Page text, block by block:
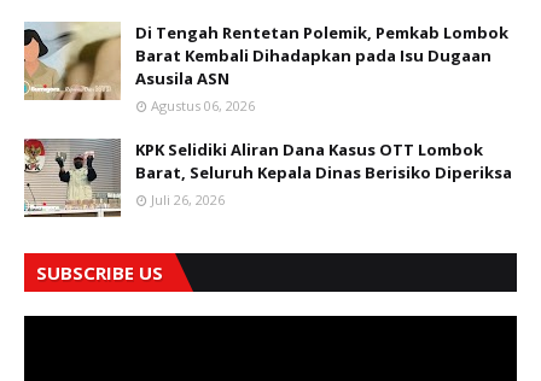
Di Tengah Rentetan Polemik, Pemkab Lombok
Barat Kembali Dihadapkan pada Isu Dugaan
Asusila ASN
Agustus 06, 2026
KPK Selidiki Aliran Dana Kasus OTT Lombok
Barat, Seluruh Kepala Dinas Berisiko Diperiksa
Juli 26, 2026
SUBSCRIBE US